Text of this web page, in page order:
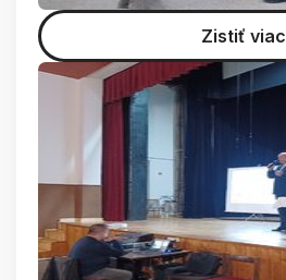
Zistiť viac